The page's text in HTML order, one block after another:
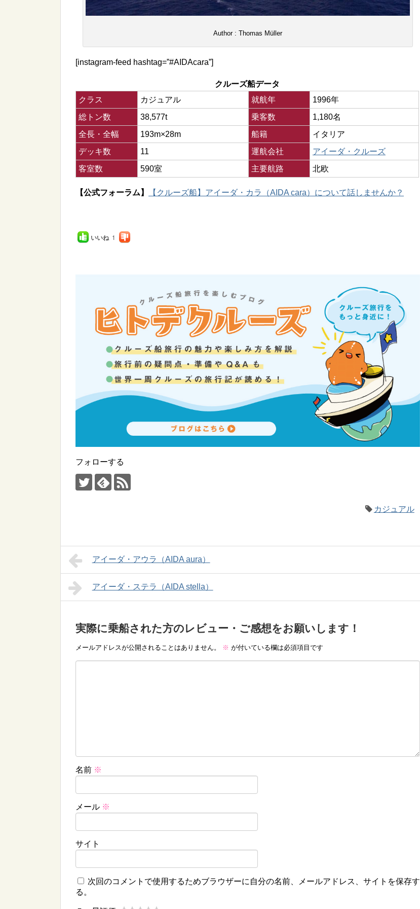
Author : Thomas Müller
[instagram-feed hashtag=”#AIDAcara”]
クルーズ船データ
クラス
カジュアル 就航年
1996年
総トン数
38,577t 乗客数
1,180名
全長・全幅
193m×28m 船籍
イタリア
デッキ数
11 運航会社
アイーダ・クルーズ
客室数
590室 主要航路 北欧
【公式フォーラム】 【クルーズ船】アイーダ・カラ（AIDA cara）について話しませんか？
いいね 1
フォローする
カジュアル
アイーダ・アウラ（AIDA aura）
アイーダ・ステラ（AIDA stella）
実際に乗船された方のレビュー・ご感想をお願いします！
メールアドレスが公開されることはありません。 ※ が付いている欄は必須項目です
名前 ※
メール ※
サイト
次回のコメントで使用するためブラウザーに自分の名前、メールアドレス、サイトを保存す
る。